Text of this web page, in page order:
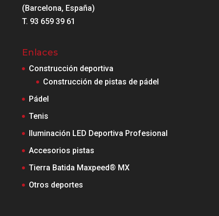
(Barcelona, España)
T. 93 659 39 61
Enlaces
Construcción deportiva
Construcción de pistas de pádel
Pádel
Tenis
Iluminación LED Deportiva Profesional
Accesorios pistas
Tierra Batida Maxpeed® MX
Otros deportes